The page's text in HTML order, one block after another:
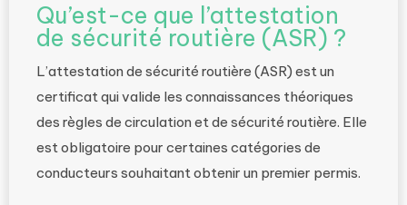
Qu’est-ce que l’attestation
de sécurité routière (ASR) ?
L’attestation de sécurité routière (ASR) est un
certificat qui valide les connaissances théoriques
des règles de circulation et de sécurité routière. Elle
est obligatoire pour certaines catégories de
conducteurs souhaitant obtenir un premier permis.